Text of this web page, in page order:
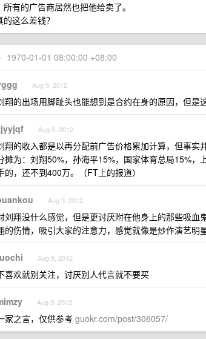
有的广告商居然也把他给卖了。
这么差钱？
• 1970-01-01 08:00:00 +08:00
Aug 9, 2012
翔的出场用脚趾头也能想到是合约在身的原因，但是
Aug 9, 2012
翔的收入都是以再分配前广告价格累加计算，但事
摊为：刘翔50%，孙海平15%，国家体育总局15%
的，还不到400万。（FT上的报道）
Aug 9, 2012
刘翔没什么感觉，但是更讨厌附在他身上的那些吸
的伤情，吸引大家的注意力，感觉就像是炒作演艺明
Aug 9, 2012
喜欢就别关注，讨厌别人代言就不要买
Aug 9, 2012
家之言，仅供参考 guokr.com/post/306057/